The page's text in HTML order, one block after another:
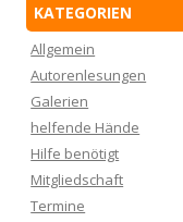
KATEGORIEN
Allgemein
Autorenlesungen
Galerien
helfende Hände
Hilfe benötigt
Mitgliedschaft
Termine